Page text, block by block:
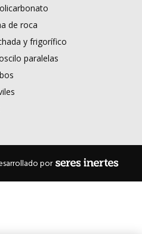
de roca
y frigorífico
paralelas
por